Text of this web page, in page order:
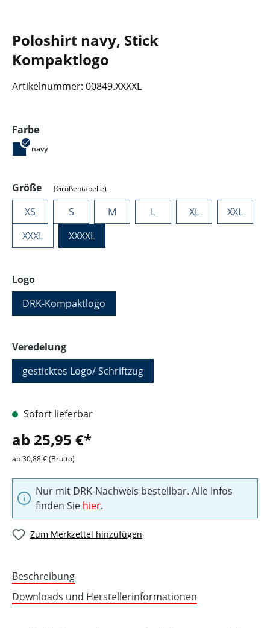
Poloshirt navy, Stick
Kompaktlogo
Artikelnummer: 00849.XXXXL
Farbeauswählen
navy
Größeauswählen
(Größentabelle)
XS S M L XL
XXL
XXXL
XXXXL
Logoauswählen
DRK-Kompaktlogo
Veredelungauswählen
gesticktes Logo/ Schriftzug
Sofort lieferbar
ab 25,95 €*
ab 30,88 € (Brutto)
Nur mit DRK-Nachweis bestellbar. Alle Infos
finden Sie hier.
Zum Merkzettel hinzufügen
Beschreibung
Downloads und Herstellerinformationen